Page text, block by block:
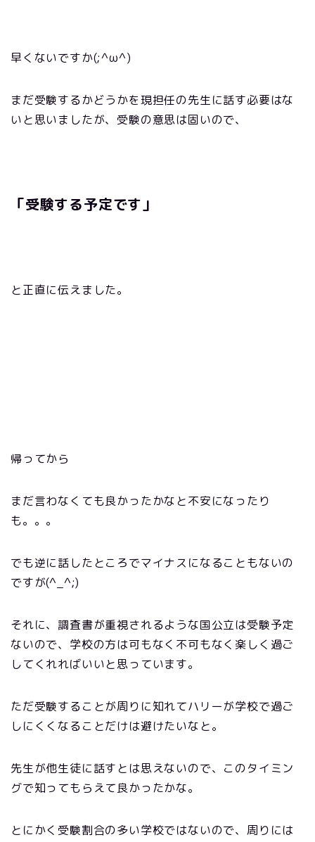
早くないですか(;^ω^)
まだ受験するかどうかを現担任の先生に話す必要はな
いと思いましたが、受験の意思は固いので、
「受験する予定です」
と正直に伝えました。
帰ってから
まだ言わなくても良かったかなと不安になったり
も。。。
でも逆に話したところでマイナスになることもないの
ですが(^_^;)
それに、調査書が重視されるような国公立は受験予定
ないので、学校の方は可もなく不可もなく楽しく過ご
してくれればいいと思っています。
ただ受験することが周りに知れてハリーが学校で過ご
しにくくなることだけは避けたいなと。
先生が他生徒に話すとは思えないので、このタイミン
グで知ってもらえて良かったかな。
とにかく受験割合の多い学校ではないので、周りには